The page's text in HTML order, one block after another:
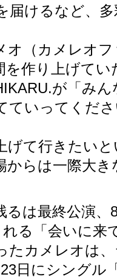
届けるなど、
オ（カメレオ
を作り上げてい
が「み
ていってくだ
げて行きたい
からは一際大き
は最終公演、
る「会いに来
たカメレオは
日にシングル